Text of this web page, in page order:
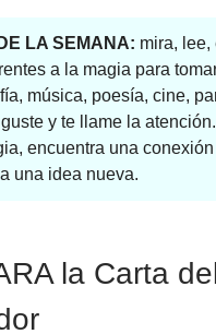
LA SEMANA: mira, lee,
a la magia para
música, poesía, cine,
y te llame la
encuentra una
una idea nueva.
la Carta